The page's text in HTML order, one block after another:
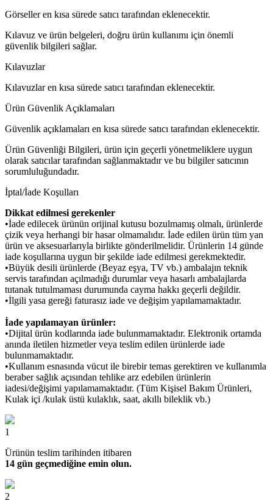
Görseller en kısa sürede satıcı tarafından eklenecektir.
Kılavuz ve ürün belgeleri, doğru ürün kullanımı için önemli
güvenlik bilgileri sağlar.
Kılavuzlar
Kılavuzlar en kısa sürede satıcı tarafından eklenecektir.
Ürün Güvenlik Açıklamaları
Güvenlik açıklamaları en kısa sürede satıcı tarafından eklenecektir.
Ürün Güvenliği Bilgileri, ürün için geçerli yönetmeliklere uygun
olarak satıcılar tarafından sağlanmaktadır ve bu bilgiler satıcının
sorumluluğundadır.
İptal/İade Koşulları
Dikkat edilmesi gerekenler
•İade edilecek ürünün orijinal kutusu bozulmamış olmalı, ürünlerde
çizik veya herhangi bir hasar olmamalıdır. İade edilen ürün tüm yan
ürün ve aksesuarlarıyla birlikte gönderilmelidir. Ürünlerin 14 günde
iade koşullarına uygun bir şekilde iade edilmesi gerekmektedir.
•Büyük desili ürünlerde (Beyaz eşya, TV vb.) ambalajın teknik
servis tarafından açılmadığı durumlar veya hasarlı ambalajlarda
tutanak tutulmaması durumunda cayma hakkı geçerli değildir.
•İlgili yasa gereği faturasız iade ve değişim yapılamamaktadır.
İade yapılamayan ürünler:
•Dijital ürün kodlarında iade bulunmamaktadır. Elektronik ortamda
anında iletilen hizmetler veya teslim edilen ürünlerde iade
bulunmamaktadır.
•Kullanım esnasında vücut ile birebir temas gerektiren ve kullanımla
beraber sağlık açısından tehlike arz edebilen ürünlerin
iadesi/değişimi yapılamamaktadır. (Tüm Kişisel Bakım Ürünleri,
Kulak içi /kulak üstü kulaklık, saat, akıllı bileklik vb.)
1
Ürünün teslim tarihinden itibaren
14 gün geçmediğine emin olun.
2